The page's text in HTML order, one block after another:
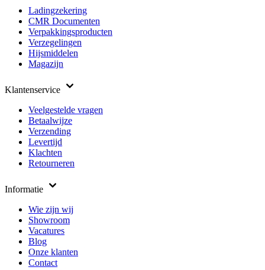
Ladingzekering
CMR Documenten
Verpakkingsproducten
Verzegelingen
Hijsmiddelen
Magazijn
Klantenservice
Veelgestelde vragen
Betaalwijze
Verzending
Levertijd
Klachten
Retourneren
Informatie
Wie zijn wij
Showroom
Vacatures
Blog
Onze klanten
Contact